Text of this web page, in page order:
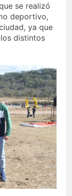
se realizó
deportivo,
ya que
distintos